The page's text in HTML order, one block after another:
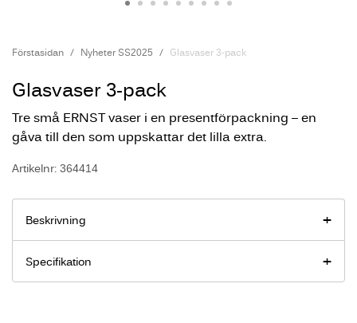
Förstasidan Nyheter SS2025 Glasvaser 3-pack
Glasvaser 3-pack
Tre små ERNST vaser i en presentförpackning – en
gåva till den som uppskattar det lilla extra.
Artikelnr: 364414
Beskrivning
Specifikation